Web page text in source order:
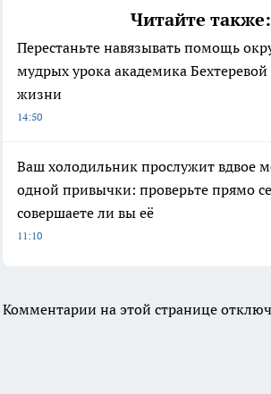
Читайте также:
Перестаньте навязывать помощь
мудрых урока академика
жизни
14:50
Ваш холодильник прослужит вдвое
одной привычки: проверьте прямо
совершаете ли вы её
11:10
Комментарии на этой странице